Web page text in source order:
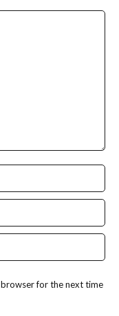
browser for the next time